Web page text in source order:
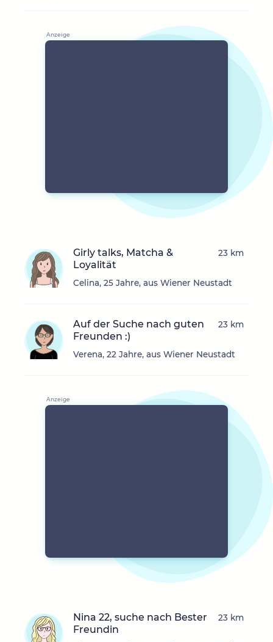
Girly talks, Matcha &
Loyalität
Celina, 25 Jahre, aus Wiener Neustadt
23 km
Auf der Suche nach guten
Freunden :)
Verena, 22 Jahre, aus Wiener Neustadt
23 km
Nina 22, suche nach Bester
Freundin
23 km